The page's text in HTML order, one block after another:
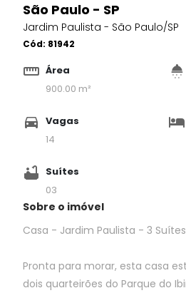
São Paulo - SP
Jardim Paulista - São Paulo/SP
Cód: 81942
Área
900.00 m²
Vagas
14
Suítes
03
Sobre o imóvel
Casa - Jardim Paulista - 3
Pronta para morar, esta casa
dois quarteirões do Parque do